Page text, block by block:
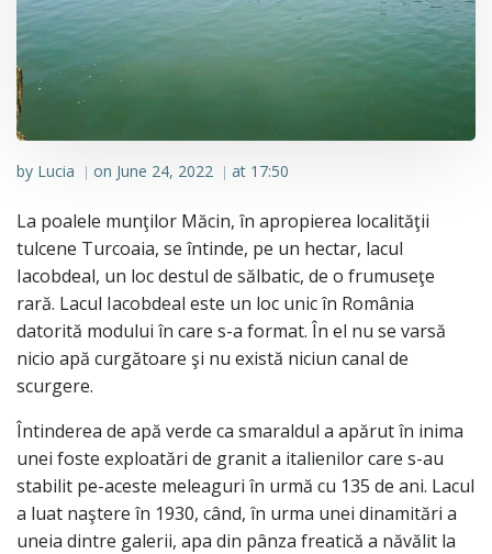
by Lucia | on June 24, 2022 | at 17:50
La poalele munţilor Măcin, în apropierea localităţii
tulcene Turcoaia, se întinde, pe un hectar, lacul
Iacobdeal, un loc destul de sălbatic, de o frumuseţe
rară. Lacul Iacobdeal este un loc unic în România
datorită modului în care s-a format. În el nu se varsă
nicio apă curgătoare şi nu există niciun canal de
scurgere.
Întinderea de apă verde ca smaraldul a apărut în inima
unei foste exploatări de granit a italienilor care s-au
stabilit pe-aceste meleaguri în urmă cu 135 de ani. Lacul
a luat naştere în 1930, când, în urma unei dinamitări a
uneia dintre galerii, apa din pânza freatică a năvălit la